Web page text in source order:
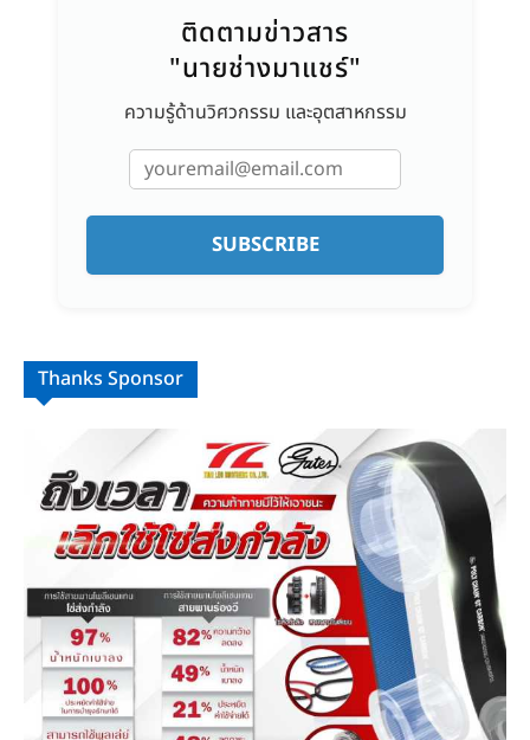
ติดตามข่าวสาร
"นายช่างมาแชร์"
ความรู้ด้านวิศวกรรม และอุตสาหกรรม
SUBSCRIBE
Thanks Sponsor